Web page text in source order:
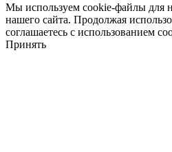
Мы используем cookie-файлы для
нашего сайта. Продолжая
соглашаетесь с использованием
Принять